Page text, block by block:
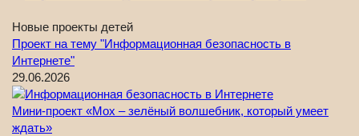
Новые проекты детей
Проект на тему "Информационная безопасность в
Интернете"
29.06.2026
Мини-проект «Мох – зелёный волшебник, который умеет
ждать»